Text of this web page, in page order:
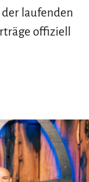
laufenden
offiziell